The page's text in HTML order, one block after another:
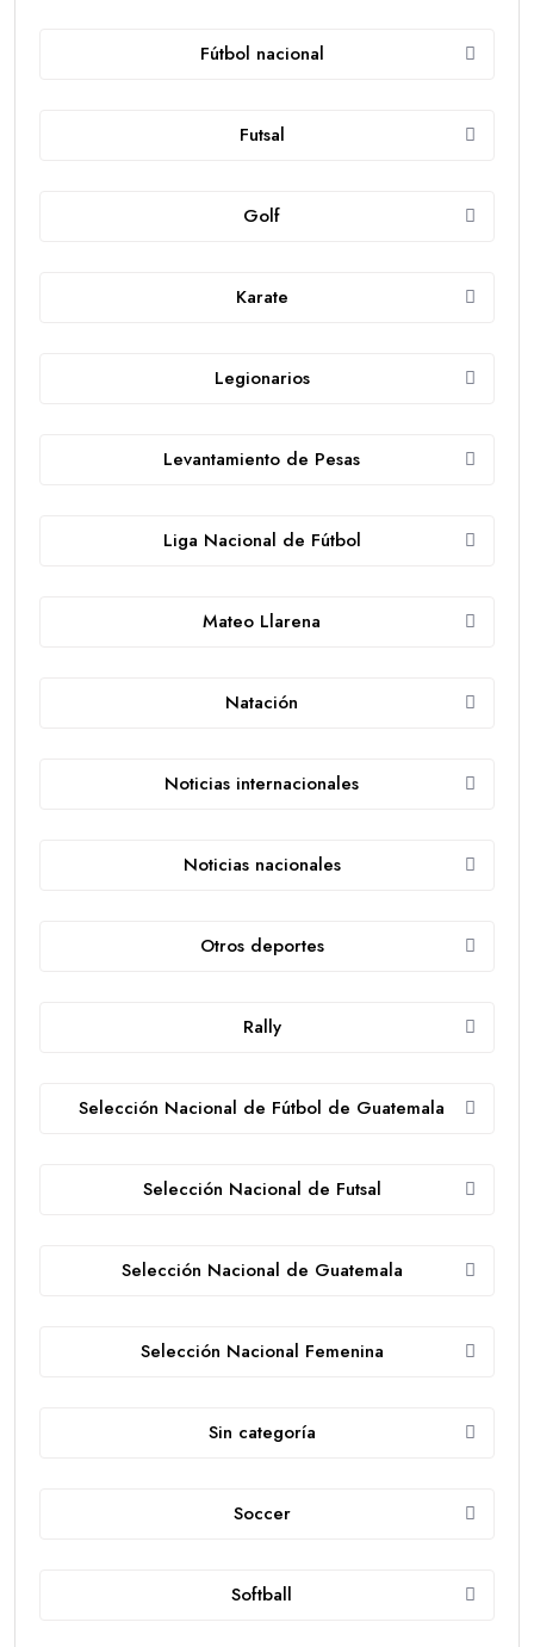
Fútbol nacional
Futsal
Golf
Karate
Legionarios
Levantamiento de Pesas
Liga Nacional de Fútbol
Mateo Llarena
Natación
Noticias internacionales
Noticias nacionales
Otros deportes
Rally
Selección Nacional de Fútbol de Guatemala
Selección Nacional de Futsal
Selección Nacional de Guatemala
Selección Nacional Femenina
Sin categoría
Soccer
Softball